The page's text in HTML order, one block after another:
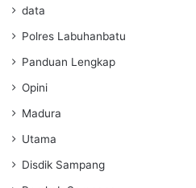
data
Polres Labuhanbatu
Panduan Lengkap
Opini
Madura
Utama
Disdik Sampang